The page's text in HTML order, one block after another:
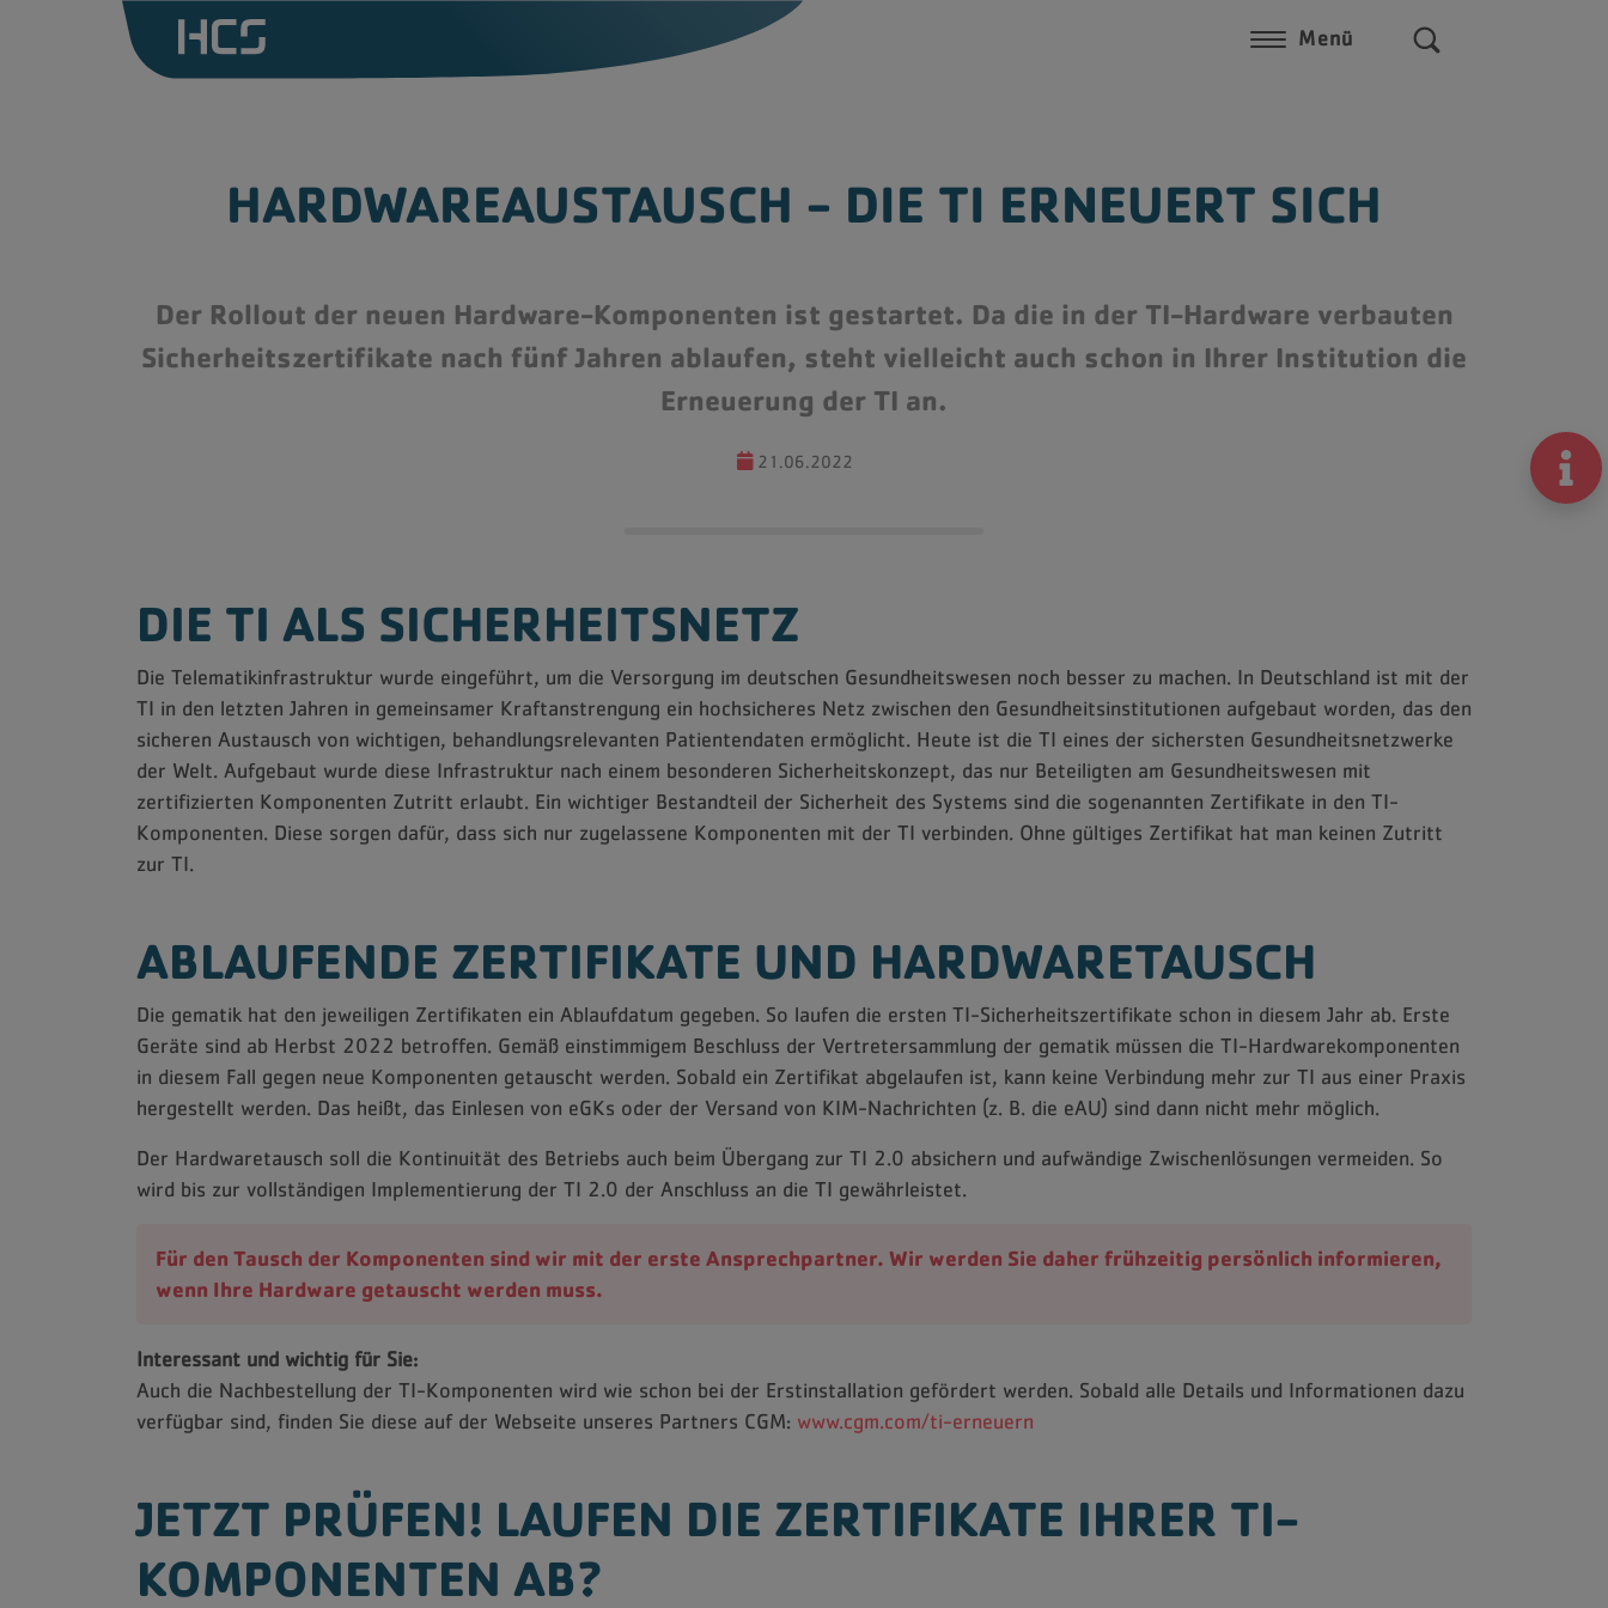
Menü
CGM one
Zusatzlösungen
Telematikinfrastruktur
Dragon Legal & Dragon
Services
Praxisvernetzung
Cloud-Services
HCS Webinare
HARDWAREAUSTAUSCH - DIE TI ERNEUERT SICH
Der Rollout der neuen Hardware-Komponenten ist gestartet. Da die in der TI-Hardware verbauten
Sicherheitszertifikate nach fünf Jahren ablaufen, steht vielleicht auch schon in Ihrer Institution die
Erneuerung der TI an.
21.06.2022
DIE TI ALS SICHERHEITSNETZ
Die Telematikinfrastruktur wurde eingeführt, um die Versorgung im deutschen Gesundheitswesen noch besser zu machen. In Deutschland ist mit der
TI in den letzten Jahren in gemeinsamer Kraftanstrengung ein hochsicheres Netz zwischen den Gesundheitsinstitutionen aufgebaut worden, das den
sicheren Austausch von wichtigen, behandlungsrelevanten Patientendaten ermöglicht. Heute ist die TI eines der sichersten Gesundheitsnetzwerke
der Welt. Aufgebaut wurde diese Infrastruktur nach einem besonderen Sicherheitskonzept, das nur Beteiligten am Gesundheitswesen mit
zertifizierten Komponenten Zutritt erlaubt. Ein wichtiger Bestandteil der Sicherheit des Systems sind die sogenannten Zertifikate in den TI-
Komponenten. Diese sorgen dafür, dass sich nur zugelassene Komponenten mit der TI verbinden. Ohne gültiges Zertifikat hat man keinen Zutritt
zur TI.
ABLAUFENDE ZERTIFIKATE UND HARDWARETAUSCH
Die gematik hat den jeweiligen Zertifikaten ein Ablaufdatum gegeben. So laufen die ersten TI-Sicherheitszertifikate schon in diesem Jahr ab. Erste
Geräte sind ab Herbst 2022 betroffen. Gemäß einstimmigem Beschluss der Vertretersammlung der gematik müssen die TI-Hardwarekomponenten
in diesem Fall gegen neue Komponenten getauscht werden. Sobald ein Zertifikat abgelaufen ist, kann keine Verbindung mehr zur TI aus einer Praxis
hergestellt werden. Das heißt, das Einlesen von eGKs oder der Versand von KIM-Nachrichten (z. B. die eAU) sind dann nicht mehr möglich.
Der Hardwaretausch soll die Kontinuität des Betriebs auch beim Übergang zur TI 2.0 absichern und aufwändige Zwischenlösungen vermeiden. So
wird bis zur vollständigen Implementierung der TI 2.0 der Anschluss an die TI gewährleistet.
Für den Tausch der Komponenten sind wir mit der erste Ansprechpartner. Wir werden Sie daher frühzeitig persönlich informieren,
wenn Ihre Hardware getauscht werden muss.
Interessant und wichtig für Sie:
Auch die Nachbestellung der TI-Komponenten wird wie schon bei der Erstinstallation gefördert werden. Sobald alle Details und Informationen dazu
verfügbar sind, finden Sie diese auf der Webseite unseres Partners CGM: www.cgm.com/ti-erneuern
JETZT PRÜFEN! LAUFEN DIE ZERTIFIKATE IHRER TI-
KOMPONENTEN AB?